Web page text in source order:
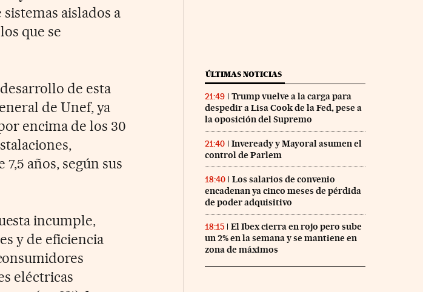
aislados a
que se
de esta
de Unef, ya
encima de los 30
años, según sus
incumple,
y de eficiencia
eléctricas
ÚLTIMAS NOTICIAS
21:49
Trump vuelve a la carga para
despedir a Lisa Cook de la Fed, pese a
la oposición del Supremo
21:40
Inveready y Mayoral asumen el
control de Parlem
18:40
Los salarios de convenio
encadenan ya cinco meses de pérdida
de poder adquisitivo
18:15
El Ibex cierra en rojo pero sube
un 2% en la semana y se mantiene en
zona de máximos